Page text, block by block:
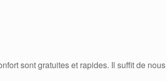
sont gratuites et rapides. Il suffit de nous